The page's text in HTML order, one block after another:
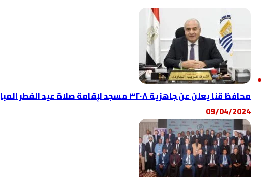
محافظ قنا يعلن عن جاهزية ٣٢٠٨ مسجد لإقامة صلاة عيد الفطر المبارك
09/04/2024